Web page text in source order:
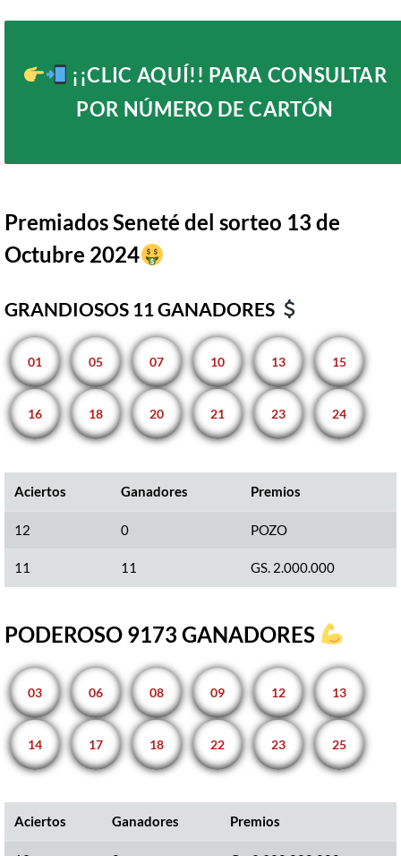
¡¡CLIC AQUÍ!! PARA CONSULTAR
POR NÚMERO DE CARTÓN
Premiados Seneté del sorteo 13 de
Octubre 2024
GRANDIOSOS 11 GANADORES
01 05 07 10 13 15
16 18 20 21 23 24
Aciertos Ganadores Premios
12 0 POZO
11 11 GS. 2.000.000
PODEROSO 9173 GANADORES
03 06 08 09 12 13
14 17 18 22 23 25
Aciertos Ganadores Premios